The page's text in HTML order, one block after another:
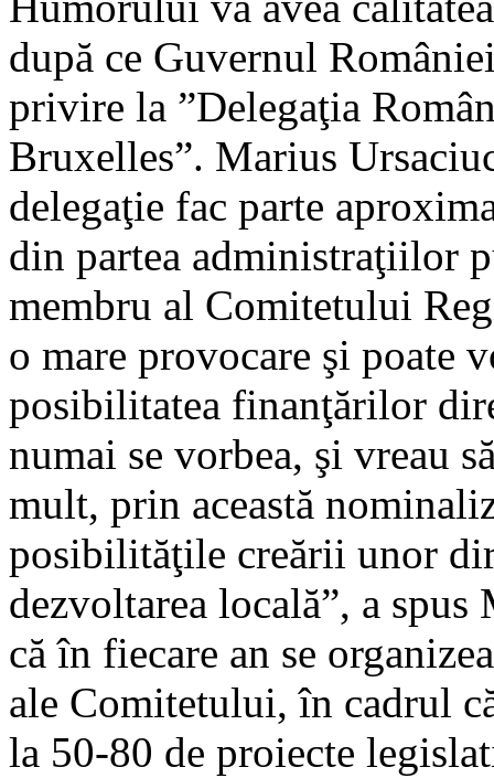
după ce Guvernul
privire la ”Delegaţia
Bruxelles”. Marius
delegaţie fac parte
din partea administraţiilor
membru al Comitetului
o mare provocare şi poate
posibilitatea finanţărilor
numai se vorbea, şi vreau
mult, prin această
posibilităţile creării unor
dezvoltarea locală”, a spus
că în fiecare an se
ale Comitetului, în cadrul
la 50-80 de proiecte